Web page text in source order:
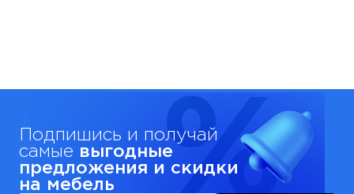
Подпишись и получай
самые выгодные
предложения и скидки
на мебель